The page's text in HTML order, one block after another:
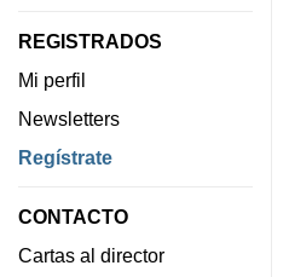
REGISTRADOS
Mi perfil
Newsletters
Regístrate
CONTACTO
Cartas al director